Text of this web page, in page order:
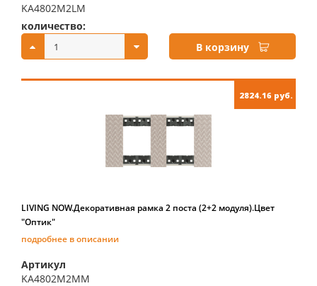
KA4802M2LM
количество:
В корзину
2824.16 руб.
LIVING NOW.Декоративная рамка 2 поста (2+2 модуля).Цвет
"Оптик"
подробнее в описании
Артикул
KA4802M2MM